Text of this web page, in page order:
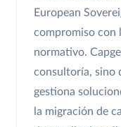
European
compromiso con
normativo.
consultoría, sino
gestiona
la migración de